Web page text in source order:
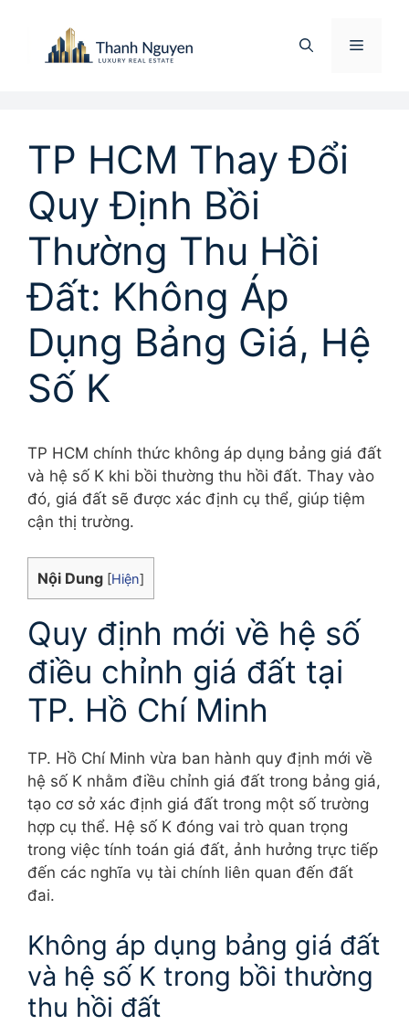
Menu
TP HCM Thay Đổi
Quy Định Bồi
Thường Thu Hồi
Đất: Không Áp
Dụng Bảng Giá, Hệ
Số K
TP HCM chính thức không áp dụng bảng giá đất
và hệ số K khi bồi thường thu hồi đất. Thay vào
đó, giá đất sẽ được xác định cụ thể, giúp tiệm
cận thị trường.
Nội Dung [Hiện]
Quy định mới về hệ số
điều chỉnh giá đất tại
TP. Hồ Chí Minh
TP. Hồ Chí Minh vừa ban hành quy định mới về
hệ số K nhằm điều chỉnh giá đất trong bảng giá,
tạo cơ sở xác định giá đất trong một số trường
hợp cụ thể. Hệ số K đóng vai trò quan trọng
trong việc tính toán giá đất, ảnh hưởng trực tiếp
đến các nghĩa vụ tài chính liên quan đến đất
đai.
Không áp dụng bảng giá đất
và hệ số K trong bồi thường
thu hồi đất